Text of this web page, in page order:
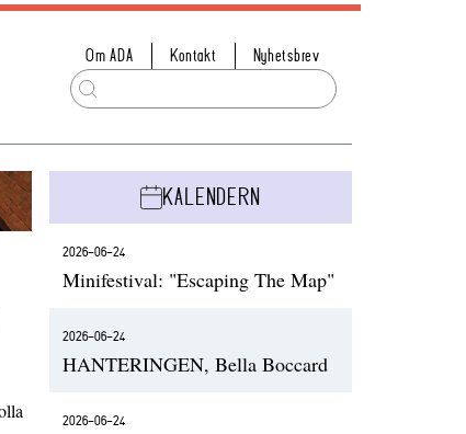
Om ADA Kontakt Nyhetsbrev
KALENDERN
2026-06-24
Minifestival: "Escaping The Map"
2026-06-24
HANTERINGEN, Bella Boccard
2026-06-24